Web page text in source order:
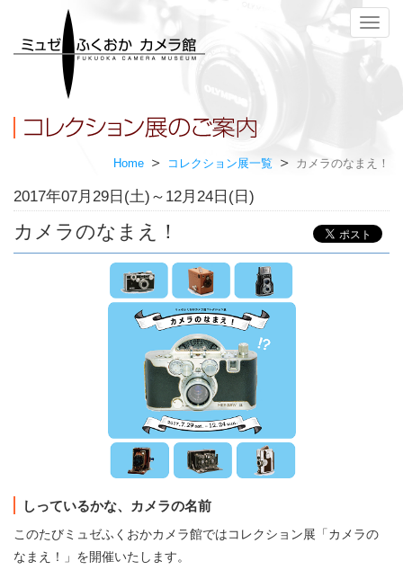
メ
ニ
Home コレクション展一覧 カメラのなまえ！
2017年07月29日(土)～12月24日(日)
カメラのなまえ！
しっているかな、カメラの名前
このたびミュゼふくおかカメラ館ではコレクション展「カメラの
なまえ！」を開催いたします。